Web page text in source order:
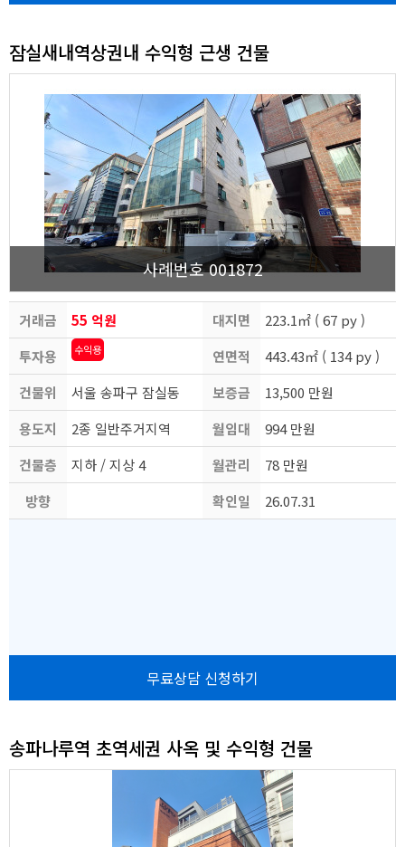
잠실새내역상권내 수익형 근생 건물
사례번호 001872
거래금
액
55 억원
투자용
도
수익용
건물위
치
서울 송파구 잠실동
용도지
역
2종 일반주거지역
건물층
수
지하 / 지상 4
방향
대지면
적
223.1㎡ ( 67 py )
연면적
443.43㎡ ( 134 py )
보증금
13,500 만원
월임대
료
994 만원
월관리
비
78 만원
확인일
26.07.31
무료상담 신청하기
송파나루역 초역세권 사옥 및 수익형 건물